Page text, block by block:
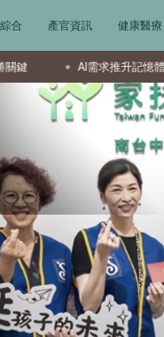
合 產官資訊 健康醫療
力 市場憂「RAMageddon」延